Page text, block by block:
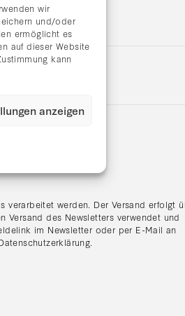
wir
und/oder
ermöglicht es
auf dieser Website
kann
anzeigen
zu.
verarbeitet werden. Der Versand erfolgt
Versand des Newsletters verwendet und
im Newsletter oder per E-Mail an
.